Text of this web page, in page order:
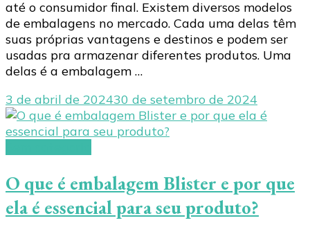
até o consumidor final. Existem diversos modelos
de embalagens no mercado. Cada uma delas têm
suas próprias vantagens e destinos e podem ser
usadas pra armazenar diferentes produtos. Uma
delas é a embalagem …
3 de abril de 202430 de setembro de 2024
O que é embalagem Blister e por que
ela é essencial para seu produto?